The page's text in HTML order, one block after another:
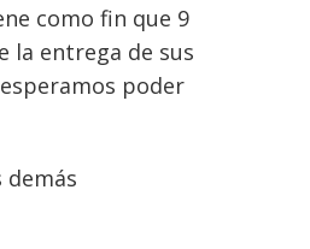
como fin que 9
la entrega de sus
poder
demás